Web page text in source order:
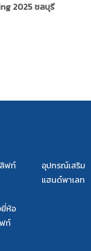
2025 ชลบุรี
ฟท์
ยี่ห้อ
ท์
อุปกรณ์เสริม
แฮนด์พาเลท